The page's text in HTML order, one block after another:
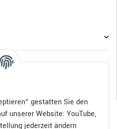
gestatten Sie den
unserer Website: YouTube,
jederzeit ändern